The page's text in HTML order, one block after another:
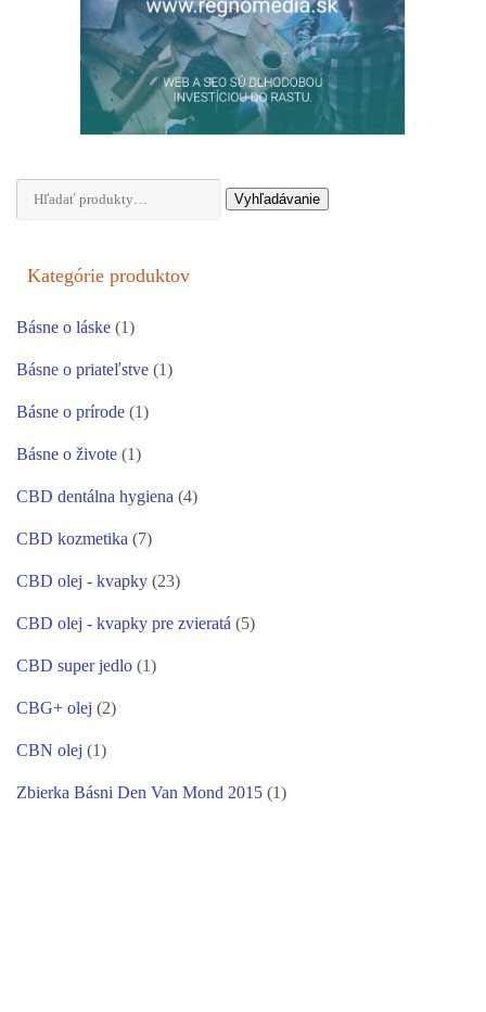
Hľadať: Vyhľadávanie
Kategórie produktov
Básne o láske (1)
Básne o priateľstve (1)
Básne o prírode (1)
Básne o živote (1)
CBD dentálna hygiena (4)
CBD kozmetika (7)
CBD olej - kvapky (23)
CBD olej - kvapky pre zvieratá (5)
CBD super jedlo (1)
CBG+ olej (2)
CBN olej (1)
Zbierka Básni Den Van Mond 2015 (1)